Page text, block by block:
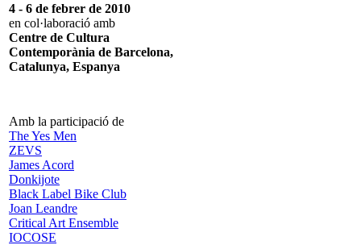
4 - 6 de febrer de 2010
en col·laboració amb
Centre de Cultura
Contemporània de Barcelona,
Catalunya, Espanya
Amb la participació de
The Yes Men
ZEVS
James Acord
Donkijote
Black Label Bike Club
Joan Leandre
Critical Art Ensemble
IOCOSE